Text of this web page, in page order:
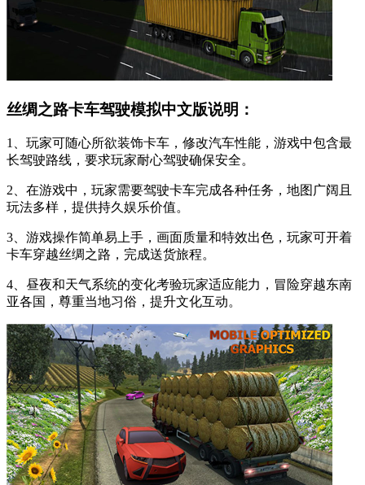
丝绸之路卡车驾驶模拟中文版说明：
1、玩家可随心所欲装饰卡车，修改汽车性能，游戏中包含最
长驾驶路线，要求玩家耐心驾驶确保安全。
2、在游戏中，玩家需要驾驶卡车完成各种任务，地图广阔且
玩法多样，提供持久娱乐价值。
3、游戏操作简单易上手，画面质量和特效出色，玩家可开着
卡车穿越丝绸之路，完成送货旅程。
4、昼夜和天气系统的变化考验玩家适应能力，冒险穿越东南
亚各国，尊重当地习俗，提升文化互动。